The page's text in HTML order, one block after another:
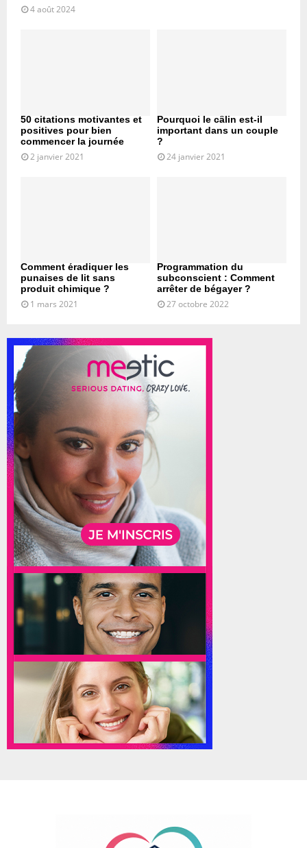
4 août 2024
50 citations motivantes et
positives pour bien
commencer la journée
2 janvier 2021
Pourquoi le câlin est-il
important dans un couple
?
24 janvier 2021
Comment éradiquer les
punaises de lit sans
produit chimique ?
1 mars 2021
Programmation du
subconscient : Comment
arrêter de bégayer ?
27 octobre 2022